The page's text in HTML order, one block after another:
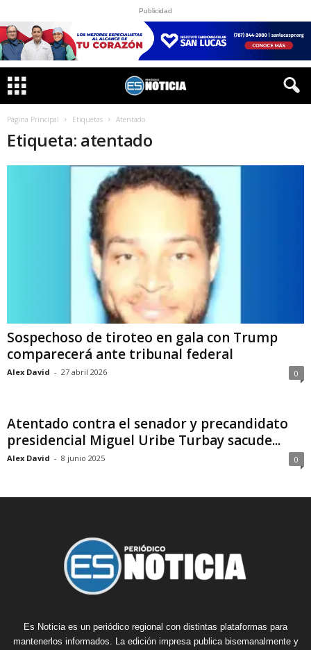
Publicidad
Página Principal Etiquetas Atentado
Etiqueta: atentado
Sospechoso de tiroteo en gala con Trump
comparecerá ante tribunal federal
Alex David - 27 abril 2026 0
Atentado contra el senador y precandidato
presidencial Miguel Uribe Turbay sacude...
Alex David - 8 junio 2025 0
Es Noticia es un periódico regional con distintas plataformas para
mantenerlos informados. La edición impresa publica bisemanalmente y